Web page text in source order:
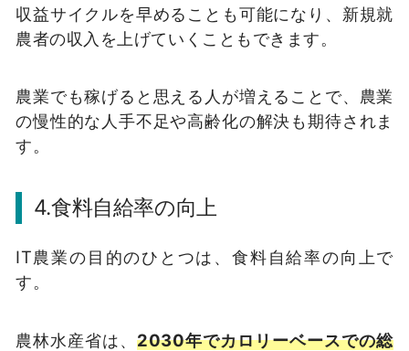
収益サイクルを早めることも可能になり、新規就
農者の収入を上げていくこともできます。
農業でも稼げると思える人が増えることで、農業
の慢性的な人手不足や高齢化の解決も期待されま
す。
4.食料自給率の向上
IT農業の目的のひとつは、食料自給率の向上で
す。
農林水産省は、2030年でカロリーベースでの総